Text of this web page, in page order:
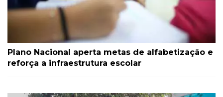
Plano Nacional aperta metas de alfabetização e
reforça a infraestrutura escolar